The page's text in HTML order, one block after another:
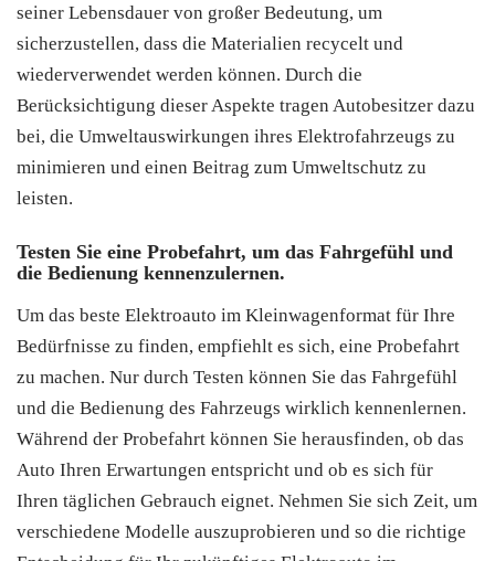
seiner Lebensdauer von großer Bedeutung, um
sicherzustellen, dass die Materialien recycelt und
wiederverwendet werden können. Durch die
Berücksichtigung dieser Aspekte tragen Autobesitzer dazu
bei, die Umweltauswirkungen ihres Elektrofahrzeugs zu
minimieren und einen Beitrag zum Umweltschutz zu
leisten.
Testen Sie eine Probefahrt, um das Fahrgefühl und
die Bedienung kennenzulernen.
Um das beste Elektroauto im Kleinwagenformat für Ihre
Bedürfnisse zu finden, empfiehlt es sich, eine Probefahrt
zu machen. Nur durch Testen können Sie das Fahrgefühl
und die Bedienung des Fahrzeugs wirklich kennenlernen.
Während der Probefahrt können Sie herausfinden, ob das
Auto Ihren Erwartungen entspricht und ob es sich für
Ihren täglichen Gebrauch eignet. Nehmen Sie sich Zeit, um
verschiedene Modelle auszuprobieren und so die richtige